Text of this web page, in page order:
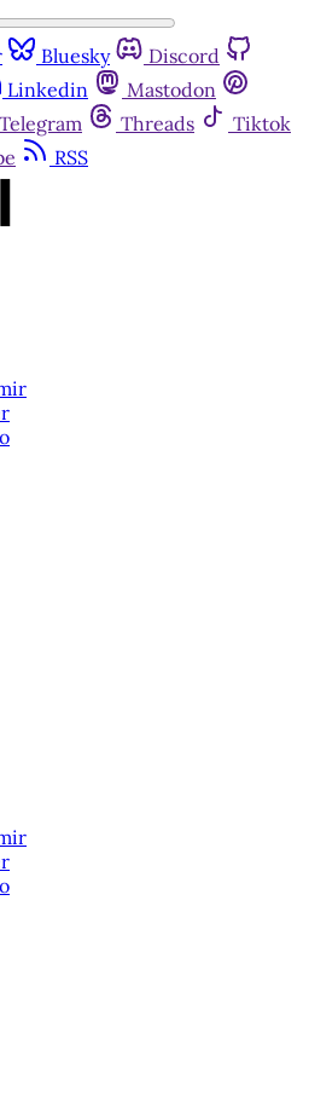
Bluesky
Discord
Linkedin
Mastodon
Telegram Threads
Tiktok
RSS